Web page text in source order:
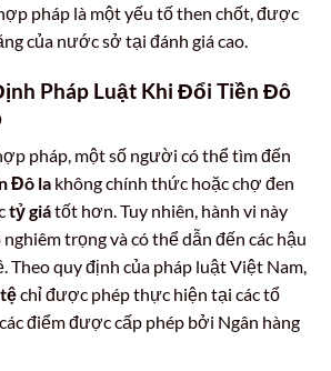
pháp là một yếu tố then chốt, được
của nước sở tại đánh giá cao.
Pháp Luật Khi Đổi Tiền Đô
pháp, một số người có thể tìm đến
Đô la không chính thức hoặc chợ đen
tỷ giátốt hơn. Tuy nhiên, hành vi này
trọng và có thể dẫn đến các hậu
Theo quy định của pháp luật Việt Nam,
chỉ được phép thực hiện tại các tổ
điểm được cấp phép bởi Ngân hàng